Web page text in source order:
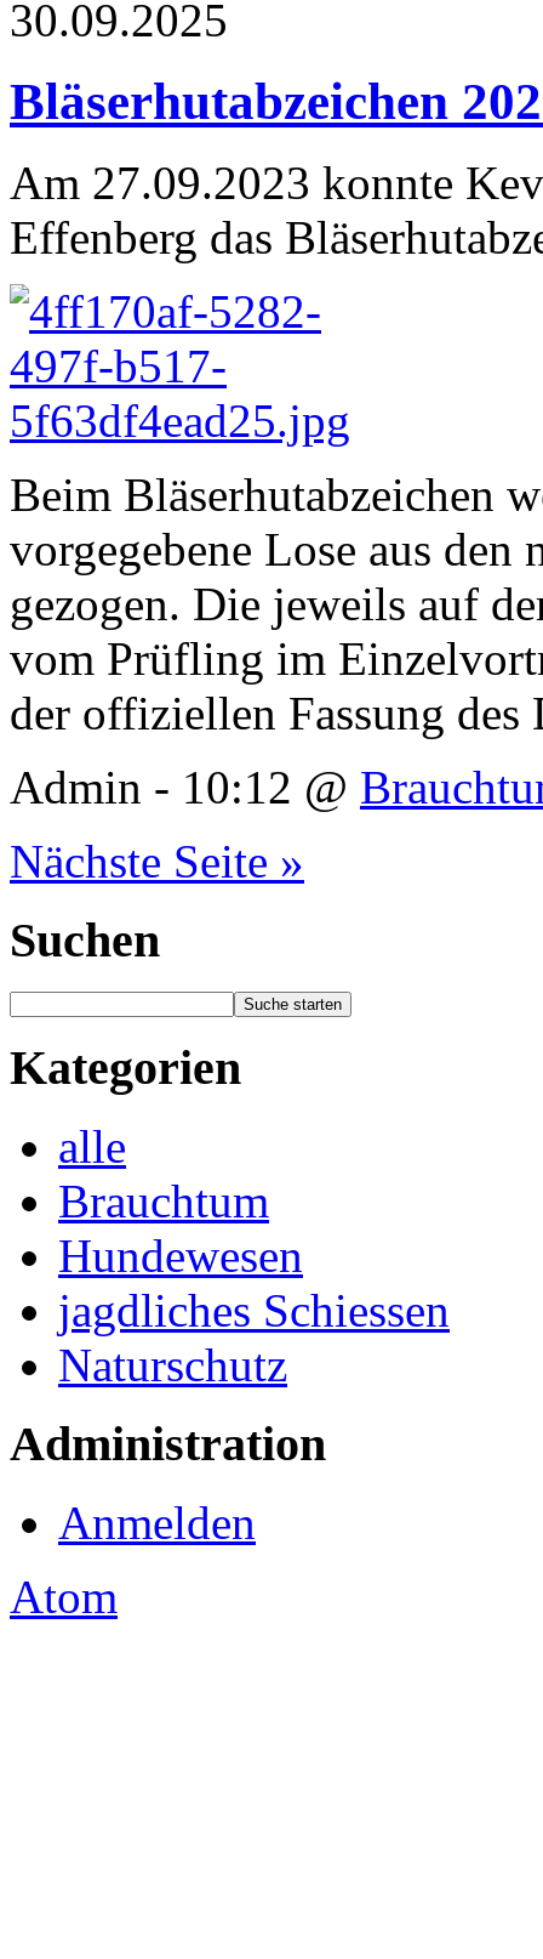
30.09.2025
Bläserhutabzeichen
Am 27.09.2023 konnte
Effenberg das
Beim Bläserhutabzeichen
vorgegebene Lose aus den
gezogen. Die jeweils auf
vom Prüfling im
der offiziellen Fassung
Admin - 10:12 @
Nächste Seite »
Suchen
Kategorien
alle
Brauchtum
Hundewesen
jagdliches Schiessen
Naturschutz
Administration
Anmelden
Atom